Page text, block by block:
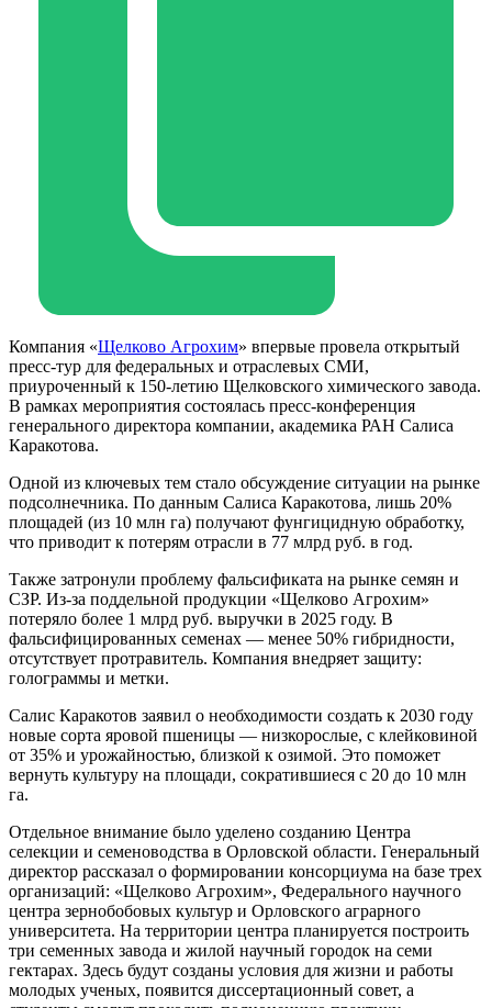
Компания «Щелково Агрохим» впервые провела открытый
пресс‑тур для федеральных и отраслевых СМИ,
приуроченный к 150‑летию Щелковского химического завода.
В рамках мероприятия состоялась пресс‑конференция
генерального директора компании, академика РАН Салиса
Каракотова.
Одной из ключевых тем стало обсуждение ситуации на рынке
подсолнечника. По данным Салиса Каракотова, лишь 20%
площадей (из 10 млн га) получают фунгицидную обработку,
что приводит к потерям отрасли в 77 млрд руб. в год.
Также затронули проблему фальсификата на рынке семян и
СЗР. Из‑за поддельной продукции «Щелково Агрохим»
потеряло более 1 млрд руб. выручки в 2025 году. В
фальсифицированных семенах — менее 50% гибридности,
отсутствует протравитель. Компания внедряет защиту:
голограммы и метки.
Салис Каракотов заявил о необходимости создать к 2030 году
новые сорта яровой пшеницы — низкорослые, с клейковиной
от 35% и урожайностью, близкой к озимой. Это поможет
вернуть культуру на площади, сократившиеся с 20 до 10 млн
га.
Отдельное внимание было уделено созданию Центра
селекции и семеноводства в Орловской области. Генеральный
директор рассказал о формировании консорциума на базе трех
организаций: «Щелково Агрохим», Федерального научного
центра зернобобовых культур и Орловского аграрного
университета. На территории центра планируется построить
три семенных завода и жилой научный городок на семи
гектарах. Здесь будут созданы условия для жизни и работы
молодых ученых, появится диссертационный совет, а